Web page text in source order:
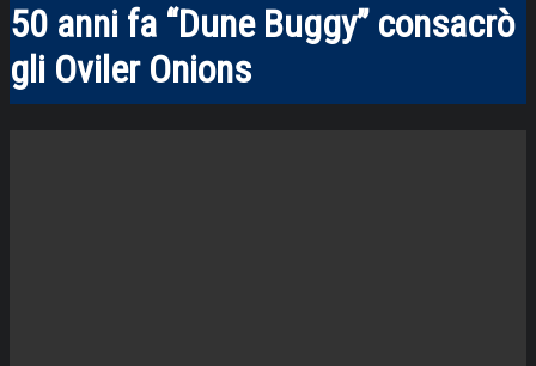
50 anni fa “Dune Buggy” consacrò
gli Oviler Onions